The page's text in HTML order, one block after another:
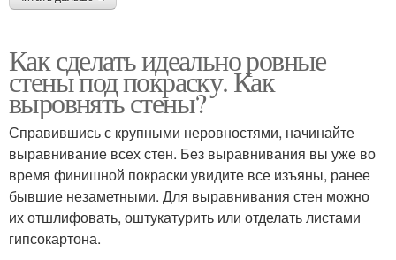
Как сделать идеально ровные
стены под покраску. Как
выровнять стены?
Справившись с крупными неровностями, начинайте
выравнивание всех стен. Без выравнивания вы уже во
время финишной покраски увидите все изъяны, ранее
бывшие незаметными. Для выравнивания стен можно
их отшлифовать, оштукатурить или отделать листами
гипсокартона.